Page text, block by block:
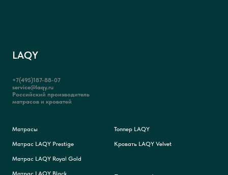
LAQY
+7(495)187-88-07
service@laqy.ru
Российский производитель
матрасов и кроватей
Матрасы
Матрас LAQY Prestige
Матрас LAQY Royal Gold
Топпер LAQY
Кровать LAQY Velvet